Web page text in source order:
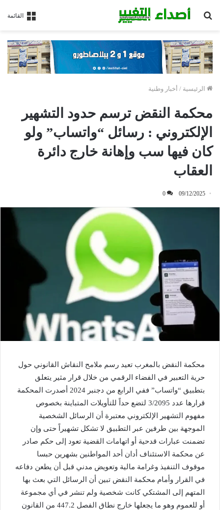
القائمة
الرئيسية / أخبار وطنية
محكمة النقض ترسم حدود التشهير
الإلكتروني : رسائل “واتساب” ولو
كان فيها سب وإهانة خارج دائرة
العقاب
09/12/2025
0
محكمة النقض بالمغرب تعيد رسم ملامح النقاش القانوني حول
حرية التعبير في الفضاء الرقمي من خلال قرار مثير يتعلق
بتطبيق “واتساب” ففي الرابع من دجنبر 2024 أصدرت المحكمة
قرارها عدد 3/2095 لتضع حداً للتأويلات المتباينة بخصوص
مفهوم التشهير الإلكتروني معتبرة أن الرسائل الشخصية
الموجهة بين طرفين عبر التطبيق لا تشكل تشهيراً حتى وإن
تضمنت عبارات قدحية أو اتهامات القضية تعود إلى حكم صادر
عن محكمة الاستئناف أدان أحد المواطنين بشهرين حبسا
موقوف التنفيذ وغرامة مالية وتعويض مدني قبل أن يطعن دفاعه
في القرار وأمام محكمة النقض تبين أن الرسائل التي بعث بها
المتهم إلى المشتكي كانت شخصية ولم تنشر في أي مجموعة
أو للعموم وهو ما يجعلها خارج نطاق الفصل 447.2 من القانون